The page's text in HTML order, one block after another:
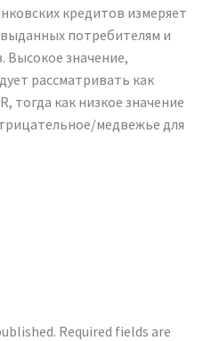
кредитов измеряет
потребителям и
Высокое значение,
рассматривать как
тогда как низкое значение
медвежье для
Required fields are